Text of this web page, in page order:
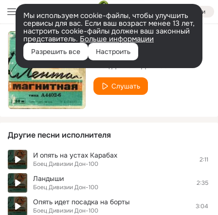
Войти
Мы используем cookie-файлы, чтобы улучшить
сервисы для вас. Если ваш возраст менее 13 лет,
настроить cookie-файлы должен ваш законный
представитель. Больше информации
Разрешить все Настроить
Командировка
Слушать
Другие песни исполнителя
И опять на устах Карабах
Боец Дивизии Дон-100
2:11
Ландыши
Боец Дивизии Дон-100
2:35
Опять идет посадка на борты
Боец Дивизии Дон-100
3:04